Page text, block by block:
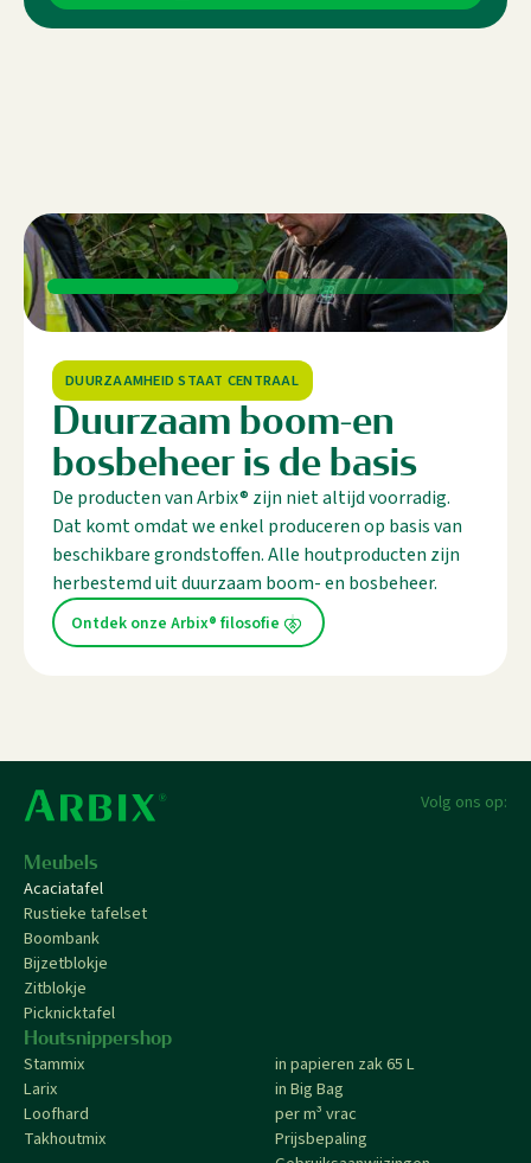
DUURZAAMHEID STAAT CENTRAAL
Duurzaam boom-en
bosbeheer is de basis
De producten van Arbix® zijn niet altijd voorradig.
Dat komt omdat we enkel produceren op basis van
beschikbare grondstoffen. Alle houtproducten zijn
herbestemd uit duurzaam boom- en bosbeheer.
Ontdek onze Arbix® filosofie
Volg ons op:
Meubels
Acaciatafel
Rustieke tafelset
Boombank
Bijzetblokje
Zitblokje
Picknicktafel
Houtsnippershop
Stammix
Larix
Loofhard
Takhoutmix
in papieren zak 65 L
in Big Bag
per m³ vrac
Prijsbepaling